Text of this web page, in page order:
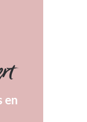
en